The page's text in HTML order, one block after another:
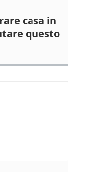
casa in
questo